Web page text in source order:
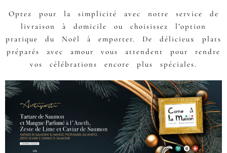
Optez pour la simplicité avec notre service de
livraison à domicile ou choisissez l’option
pratique du Noël à emporter. De délicieux plats
préparés avec amour vous attendent pour rendre
vos célébrations encore plus spéciales.